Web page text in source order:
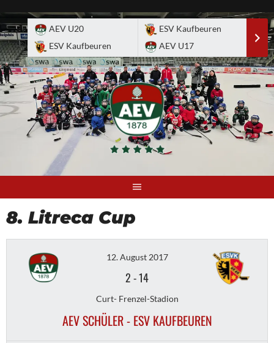
to
content
AEV U20
ESV Kaufbeuren
ESV Kaufbeuren
AEV U17
8. Litreca Cup
12. August 2017
2-14
Curt- Frenzel-Stadion
AEV SCHÜLER - ESV KAUFBEUREN